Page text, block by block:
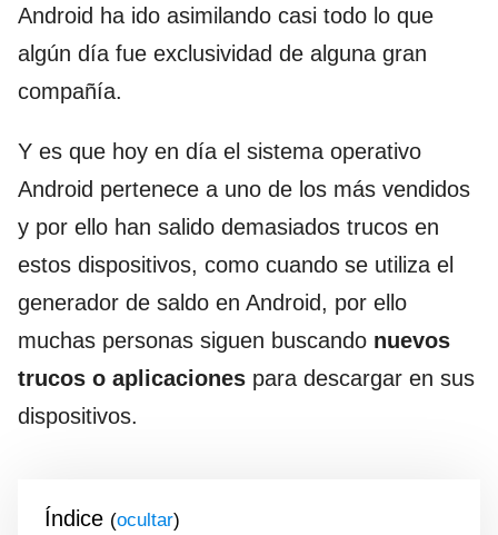
Android ha ido asimilando casi todo lo que
algún día fue exclusividad de alguna gran
compañía.
Y es que hoy en día el sistema operativo
Android pertenece a uno de los más vendidos
y por ello han salido demasiados trucos en
estos dispositivos, como cuando se utiliza el
generador de saldo en Android, por ello
muchas personas siguen buscando nuevos
trucos o aplicaciones para descargar en sus
dispositivos.
Índice ( )